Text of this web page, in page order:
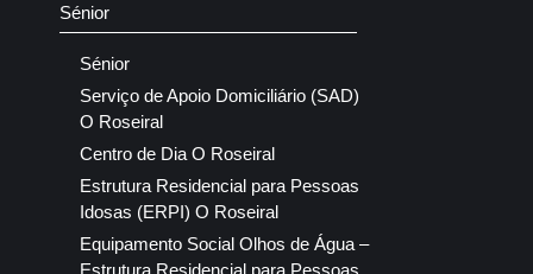
Sénior
Sénior
Serviço de Apoio Domiciliário (SAD)
O Roseiral
Centro de Dia O Roseiral
Estrutura Residencial para Pessoas
Idosas (ERPI) O Roseiral
Equipamento Social Olhos de Água –